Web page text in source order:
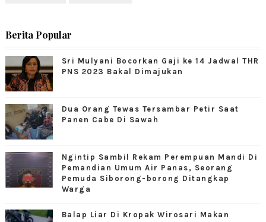
Berita Popular
Sri Mulyani Bocorkan Gaji ke 14 Jadwal THR
PNS 2023 Bakal Dimajukan
Dua Orang Tewas Tersambar Petir Saat
Panen Cabe Di Sawah
Ngintip Sambil Rekam Perempuan Mandi Di
Pemandian Umum Air Panas, Seorang
Pemuda Siborong-borong Ditangkap
Warga
Balap Liar Di Kropak Wirosari Makan